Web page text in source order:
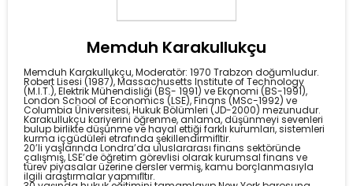
Memduh Karakullukçu
Memduh Karakullukçu, Moderatör: 1970 Trabzon doğumludur.
Robert Lisesi (1987), Massachusetts Institute of Technology
(M.I.T.), Elektrik Mühendisliği (BS- 1991) ve Ekonomi (BS-1991),
London School of Economics (LSE), Finans (MSc-1992) ve
Columbia Üniversitesi, Hukuk Bölümleri (JD-2000) mezunudur.
Karakullukçu kariyerini öğrenme, anlama, düşünmeyi sevenleri
bulup birlikte düşünme ve hayal ettiği farklı kurumları, sistemleri
kurma içgüdüleri etrafında şekillendirmiﬂtir.
20’li yaşlarında Londra’da uluslararası finans sektöründe
çalışmış, LSE’de öğretim görevlisi olarak kurumsal finans ve
türev piyasalar üzerine dersler vermiş, kamu borçlanmasıyla
ilgili araştırmalar yapmıﬂtır.